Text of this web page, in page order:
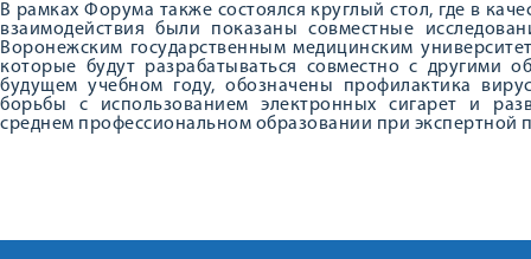
В рамках Форума также состоялся круглый стол, где в
взаимодействия были показаны совместные
Воронежским государственным медицинским
которые будут разрабатываться совместно с другими
будущем учебном году, обозначены профилактика
борьбы с использованием электронных сигарет и
среднем профессиональном образовании при экспертной